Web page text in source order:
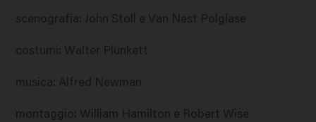
scenografia: John Stoll e Van Nest Polglase
costumi: Walter Plunkett
musica: Alfred Newman
montaggio: William Hamilton e Robert Wise